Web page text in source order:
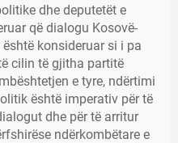
dhe deputetët e
që dialogu Kosovë-
konsideruar si i pa
cilin të gjitha partitë
e tyre, ndërtimi
është imperativ për të
dhe për të arritur
ndërkombëtare e